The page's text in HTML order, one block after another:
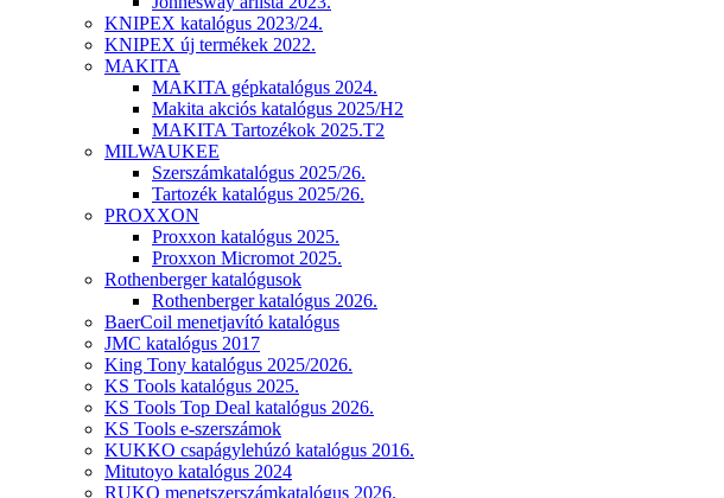
KNIPEX katalógus 2023/24.
KNIPEX új termékek 2022.
MAKITA
MAKITA gépkatalógus 2024.
Makita akciós katalógus 2025/H2
MAKITA Tartozékok 2025.T2
MILWAUKEE
Szerszámkatalógus 2025/26.
Tartozék katalógus 2025/26.
PROXXON
Proxxon katalógus 2025.
Proxxon Micromot 2025.
Rothenberger katalógusok
Rothenberger katalógus 2026.
BaerCoil menetjavító katalógus
JMC katalógus 2017
King Tony katalógus 2025/2026.
KS Tools katalógus 2025.
KS Tools Top Deal katalógus 2026.
KS Tools e-szerszámok
KUKKO csapágylehúzó katalógus 2016.
Mitutoyo katalógus 2024
RUKO menetszerszámkatalógus 2026.